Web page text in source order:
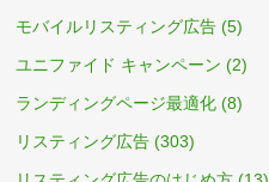
モバイルリスティング広告 (5)
ユニファイド キャンペーン (2)
ランディングページ最適化 (8)
リスティング広告 (303)